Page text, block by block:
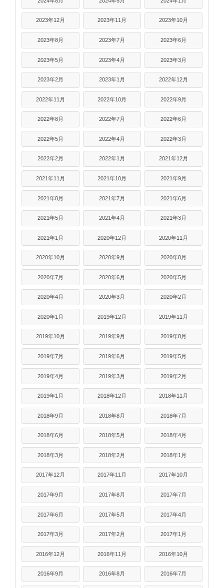
2023年12月 2023年11月 2023年10月
2023年8月 2023年7月 2023年6月
2023年5月 2023年4月 2023年3月
2023年2月 2023年1月 2022年12月
2022年11月 2022年10月 2022年9月
2022年8月 2022年7月 2022年6月
2022年5月 2022年4月 2022年3月
2022年2月 2022年1月 2021年12月
2021年11月 2021年10月 2021年9月
2021年8月 2021年7月 2021年6月
2021年5月 2021年4月 2021年3月
2021年1月 2020年12月 2020年11月
2020年10月 2020年9月 2020年8月
2020年7月 2020年6月 2020年5月
2020年4月 2020年3月 2020年2月
2020年1月 2019年12月 2019年11月
2019年10月 2019年9月 2019年8月
2019年7月 2019年6月 2019年5月
2019年4月 2019年3月 2019年2月
2019年1月 2018年12月 2018年11月
2018年9月 2018年8月 2018年7月
2018年6月 2018年5月 2018年4月
2018年3月 2018年2月 2018年1月
2017年12月 2017年11月 2017年10月
2017年9月 2017年8月 2017年7月
2017年6月 2017年5月 2017年4月
2017年3月 2017年2月 2017年1月
2016年12月 2016年11月 2016年10月
2016年9月 2016年8月 2016年7月